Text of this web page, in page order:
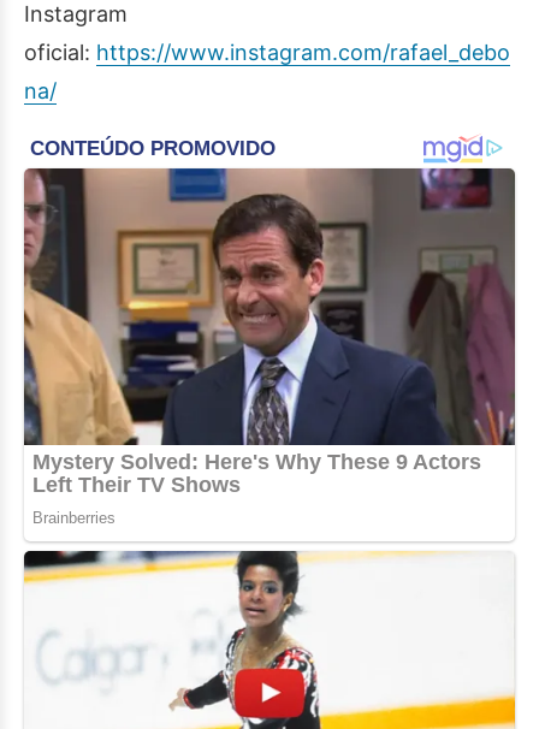
Instagram
oficial: https://www.instagram.com/rafael_debo
na/